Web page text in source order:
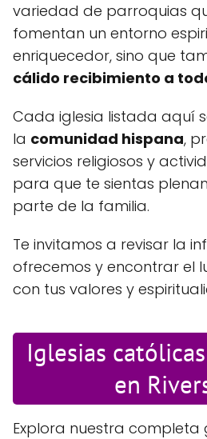
variedad de parroquias
fomentan un entorno
enriquecedor, sino que
cálido recibimiento a
Cada iglesia listada aquí
la comunidad hispana,
servicios religiosos y
para que te sientas
parte de la familia.
Te invitamos a revisar la
ofrecemos y encontrar el
con tus valores y
Iglesias
en
Explora nuestra completa